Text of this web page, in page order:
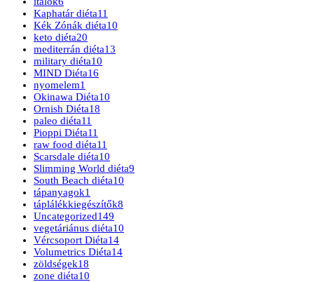
Kaphatár diéta11
Kék Zónák diéta10
keto diéta20
mediterrán diéta13
military diéta10
MIND Diéta16
nyomelem1
Okinawa Diéta10
Ornish Diéta18
paleo diéta11
Pioppi Diéta11
raw food diéta11
Scarsdale diéta10
Slimming World diéta9
South Beach diéta10
tápanyagok1
táplálékkiegészítők8
Uncategorized149
vegetáriánus diéta10
Vércsoport Diéta14
Volumetrics Diéta14
zöldségek18
zone diéta10